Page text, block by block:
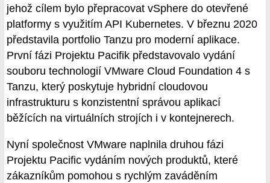
jehož cílem bylo přepracovat vSphere do otevřené
platformy s využitím API Kubernetes. V březnu 2020
představila portfolio Tanzu pro moderní aplikace.
První fázi Projektu Pacifik představovalo vydání
souboru technologií VMware Cloud Foundation 4 s
Tanzu, který poskytuje hybridní cloudovou
infrastrukturu s konzistentní správou aplikací
běžících na virtuálních strojích i v kontejnerech.
Nyní společnost VMware naplnila druhou fázi
Projektu Pacific vydáním nových produktů, které
zákazníkům pomohou s rychlým zaváděním